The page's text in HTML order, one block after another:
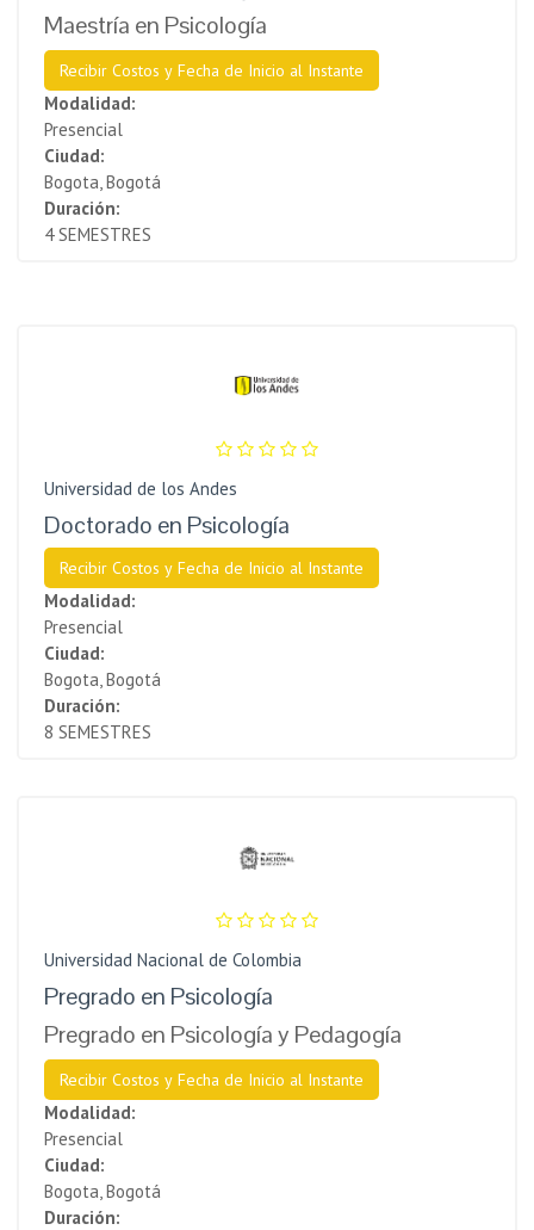
Maestría en Psicología
Recibir Costos y Fecha de Inicio al Instante
Modalidad:
Presencial
Ciudad:
Bogota, Bogotá
Duración:
4 SEMESTRES
Universidad de los Andes
Doctorado en Psicología
Recibir Costos y Fecha de Inicio al Instante
Modalidad:
Presencial
Ciudad:
Bogota, Bogotá
Duración:
8 SEMESTRES
Universidad Nacional de Colombia
Pregrado en Psicología
Pregrado en Psicología y Pedagogía
Recibir Costos y Fecha de Inicio al Instante
Modalidad:
Presencial
Ciudad:
Bogota, Bogotá
Duración: